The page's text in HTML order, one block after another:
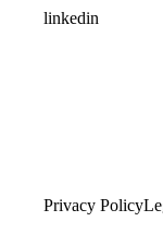
linkedin
Privacy Policy